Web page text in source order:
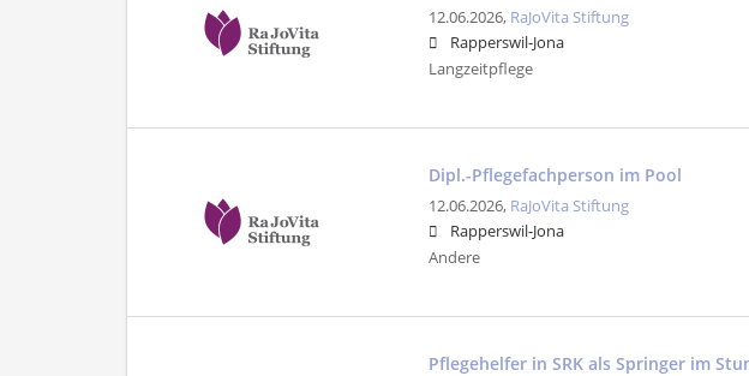
12.06.2026, RaJoVita Stiftung
Rapperswil-Jona
Langzeitpflege
Dipl.-Pflegefachperson im Pool
12.06.2026, RaJoVita Stiftung
Rapperswil-Jona
Andere
Pflegehelfer in SRK als Springer im